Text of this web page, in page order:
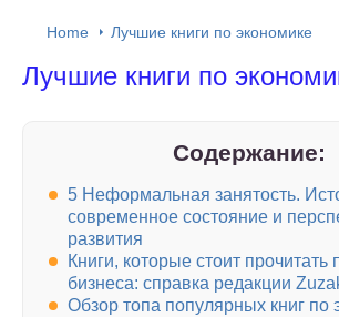
Home Лучшие книги по экономике
Лучшие книги по
Содержание:
5 Неформальная занятость.
современное состояние и
развития
Книги, которые стоит
бизнеса: справка редакции
Обзор топа популярных книг по